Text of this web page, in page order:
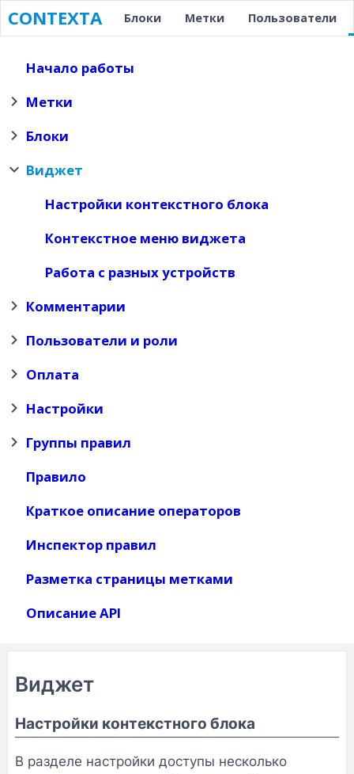
Skip
to
CONTEXTA Блоки Метки Пользователи
Начало работы
Метки
Блоки
Виджет
Настройки контекстного блока
Контекстное меню виджета
Работа с разных устройств
Комментарии
Пользователи и роли
Оплата
Настройки
Группы правил
Правило
Краткое описание операторов
Инспектор правил
Разметка страницы метками
Описание API
Виджет
Настройки контекстного блока
В разделе настройки доступы несколько